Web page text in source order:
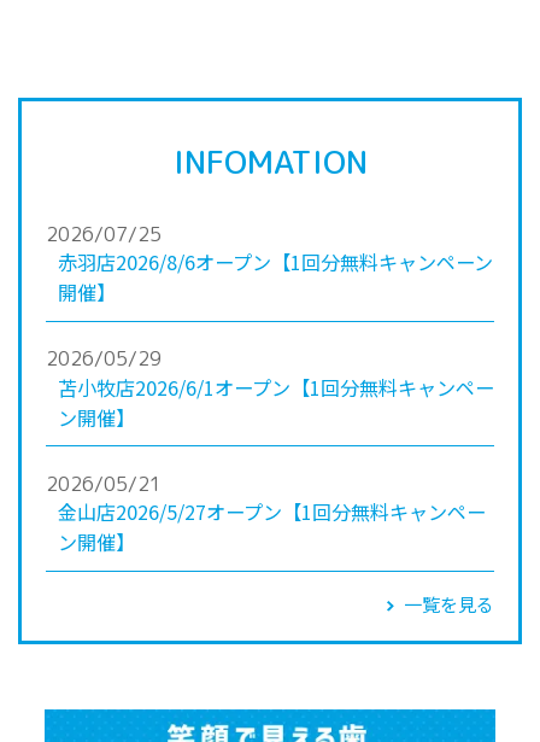
INFOMATION
2026/07/25
赤羽店2026/8/6オープン【1回分無料キャンペーン
開催】
2026/05/29
苫小牧店2026/6/1オープン【1回分無料キャンペー
ン開催】
2026/05/21
金山店2026/5/27オープン【1回分無料キャンペー
ン開催】
一覧を見る